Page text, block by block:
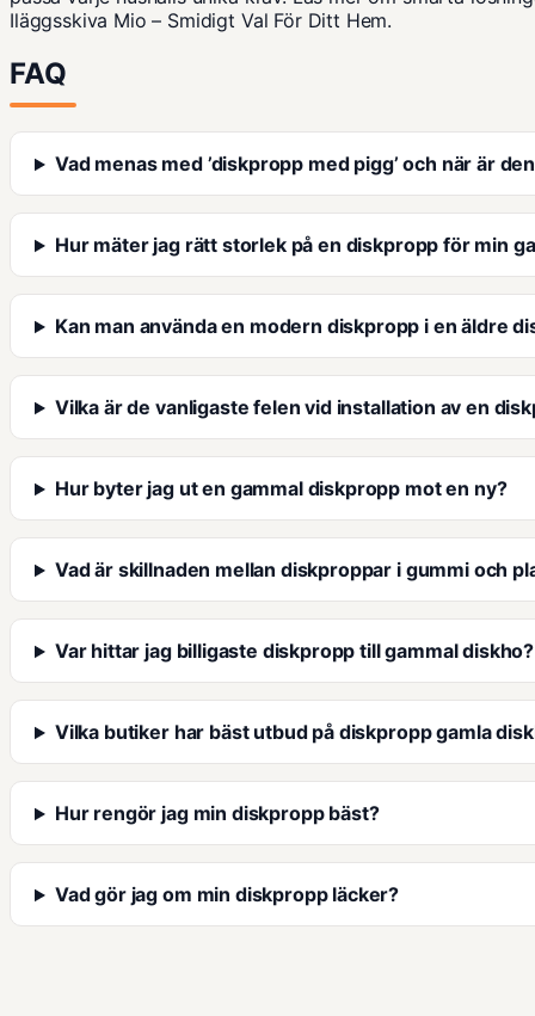
Iläggsskiva Mio – Smidigt Val För Ditt Hem.
FAQ
Vad menas med ’diskpropp med pigg’ och när är
Hur mäter jag rätt storlek på en diskpropp för min
Kan man använda en modern diskpropp i en äldre
Vilka är de vanligaste felen vid installation av en
Hur byter jag ut en gammal diskpropp mot en ny?
Vad är skillnaden mellan diskproppar i gummi och
Var hittar jag billigaste diskpropp till gammal diskho?
Vilka butiker har bäst utbud på diskpropp gamla
Hur rengör jag min diskpropp bäst?
Vad gör jag om min diskpropp läcker?